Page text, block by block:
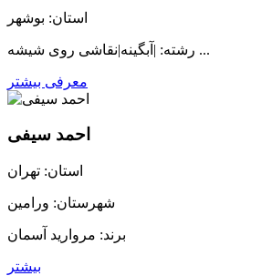
استان: بوشهر
رشته: |آبگینه|نقاشی روی شیشه ...
معرفی بیشتر
احمد سیفی
استان: تهران
شهرستان: ورامین
برند: مروارید آسمان
بیشتر